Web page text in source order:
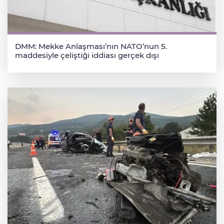
DMM: Mekke Anlaşması’nın NATO’nun 5.
maddesiyle çeliştiği iddiası gerçek dışı